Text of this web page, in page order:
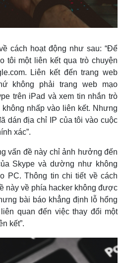
Multimedia
Video
Ảnh
E-Magazine
Infographic
cách hoạt động như sau: “Để
tôi một liên kết qua trò chuyện
Liên kết đến trang web
không phải trang web mạo
trên iPad và xem tin nhắn trò
nhấp vào liên kết. Nhưng
dán địa chỉ IP của tôi vào cuộc
xác”.
vấn đề này chỉ ảnh hưởng đến
Skype và dường như không
PC. Thông tin chi tiết về cách
này về phía hacker không được
bài báo khẳng định lỗ hổng
quan đến việc thay đổi một
kết”.